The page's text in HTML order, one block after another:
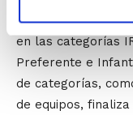
septiembre
en las categorías
Preferente e
de categorías,
de equipos,